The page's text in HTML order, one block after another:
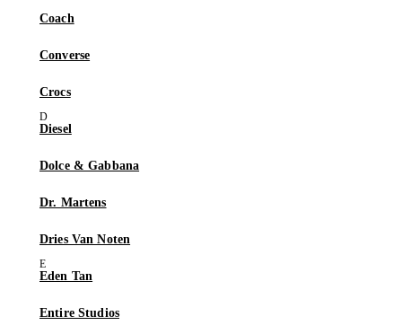
Coach
Converse
Crocs
Diesel
Dolce & Gabbana
Dr. Martens
Dries Van Noten
Eden Tan
Entire Studios